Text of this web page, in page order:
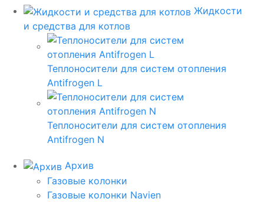
Жидкости
и средства для котлов
Теплоносители для систем отопления
Antifrogen L
Теплоносители для систем отопления
Antifrogen N
Архив
Газовые колонки
Газовые колонки Navien